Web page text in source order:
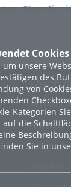
Cookies
um unsere
des
von
Kategorien
die
Sie in
Fügen Sie